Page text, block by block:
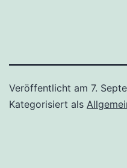
Veröffentlicht am 7.
Kategorisiert als